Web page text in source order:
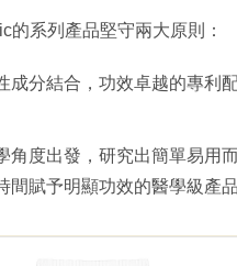
的系列產品堅守兩大原則：
成分結合，功效卓越的專利
角度出發，研究出簡單易用而
間賦予明顯功效的醫學級產品